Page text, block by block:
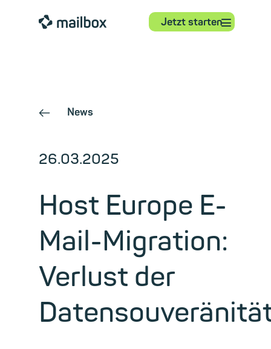
mailbox Jetzt starten⋮
← News
26.03.2025
Host Europe E-
Mail-Migration:
Verlust der